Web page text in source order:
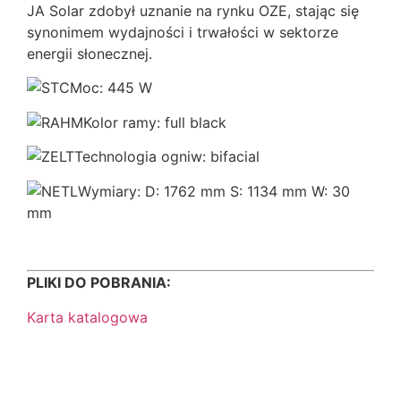
JA Solar zdobył uznanie na rynku OZE, stając się
synonimem wydajności i trwałości w sektorze
energii słonecznej.
Moc: 445 W
Kolor ramy: full black
Technologia ogniw: bifacial
Wymiary: D: 1762 mm S: 1134 mm W: 30
mm
PLIKI DO POBRANIA:
Karta katalogowa